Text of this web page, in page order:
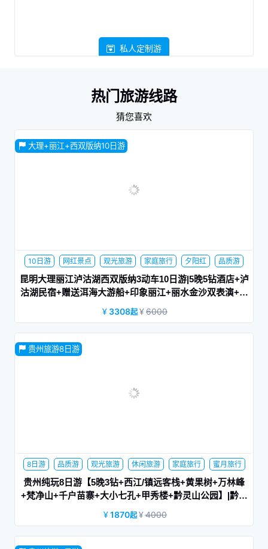
私人定制游
热门旅游线路
猜您喜欢
大理+丽江+西双版纳10日游
去了不一样的地方，看了不一样的风景，知道了不一样的事，
才能感悟不一样的人生。
10日游 网红景点 观光旅游 家庭旅行 夕阳红
品质游
休闲旅游
商务旅游 蜜月旅行
昆明大理丽江泸沽湖西双版纳3动车10日游|5晚5钻酒店+泸
沽湖民宿+赠送洱海大游船+印象丽江+丽水金沙双表演+冰
川公园大索道|听风
3308起 6000
贵州旅游8日游
8日游 品质游 观光旅游 休闲旅游 家庭旅行
蜜月旅行
网红景点
游学旅行
贵州纯玩8日游【5晚3钻+西江/镇远客栈+黄果树+万林峰
+梵净山+千户苗寨+大小七孔+甲秀楼+黔灵山公园】|黔景
贵州
1870起 4000